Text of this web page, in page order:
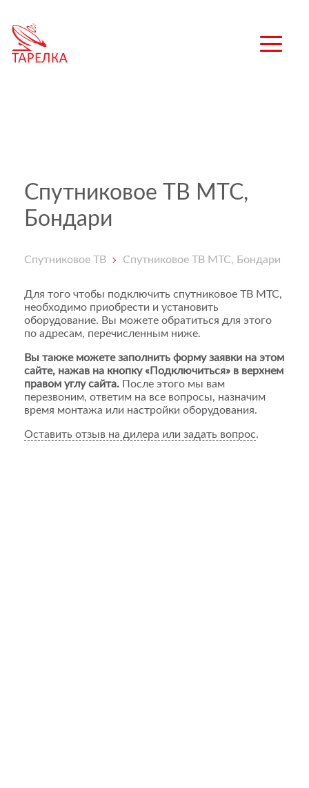
Спутниковое ТВ МТС,
Бондари
Спутниковое ТВ Спутниковое ТВ МТС, Бондари
Для того чтобы подключить спутниковое ТВ МТС,
необходимо приобрести и установить
оборудование. Вы можете обратиться для этого
по адресам, перечисленным ниже.
Вы также можете заполнить форму заявки на этом
сайте, нажав на кнопку «Подключиться» в верхнем
правом углу сайта. После этого мы вам
перезвоним, ответим на все вопросы, назначим
время монтажа или настройки оборудования.
Оставить отзыв на дилера или задать вопрос.